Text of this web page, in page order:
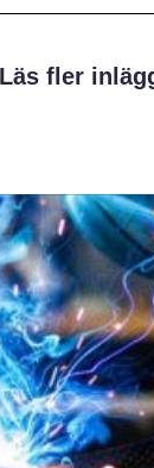
Läs fler